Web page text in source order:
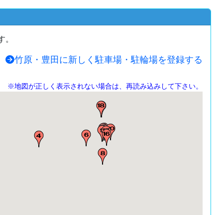
竹原・豊田に新しく駐車場・駐輪場を登録する
※地図が正しく表示されない場合は、再読み込みして下さい。